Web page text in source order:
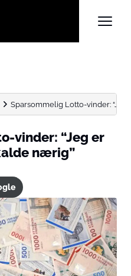
Sparsommelig Lotto-vinder:
vinder: “Jeg er
nærig”